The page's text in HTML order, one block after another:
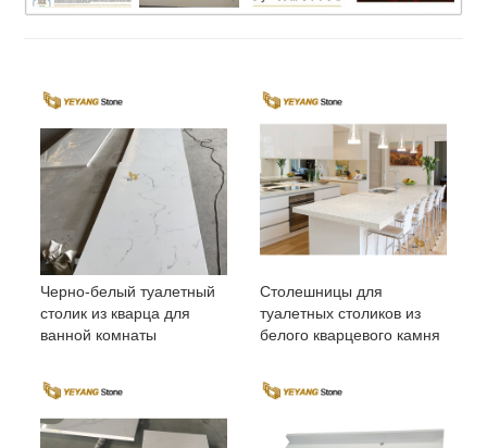
Черно-белый туалетный
столик из кварца для
ванной комнаты
Столешницы для
туалетных столиков из
белого кварцевого камня